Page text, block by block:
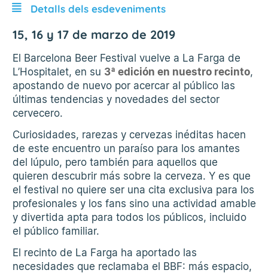
Detalls dels esdeveniments
15, 16 y 17 de marzo de 2019
El Barcelona Beer Festival vuelve a La Farga de
L’Hospitalet, en su 3ª edición en nuestro recinto,
apostando de nuevo por acercar al público las
últimas tendencias y novedades del sector
cervecero.
Curiosidades, rarezas y cervezas inéditas hacen
de este encuentro un paraíso para los amantes
del lúpulo, pero también para aquellos que
quieren descubrir más sobre la cerveza. Y es que
el festival no quiere ser una cita exclusiva para los
profesionales y los fans sino una actividad amable
y divertida apta para todos los públicos, incluido
el público familiar.
El recinto de La Farga ha aportado las
necesidades que reclamaba el BBF: más espacio,